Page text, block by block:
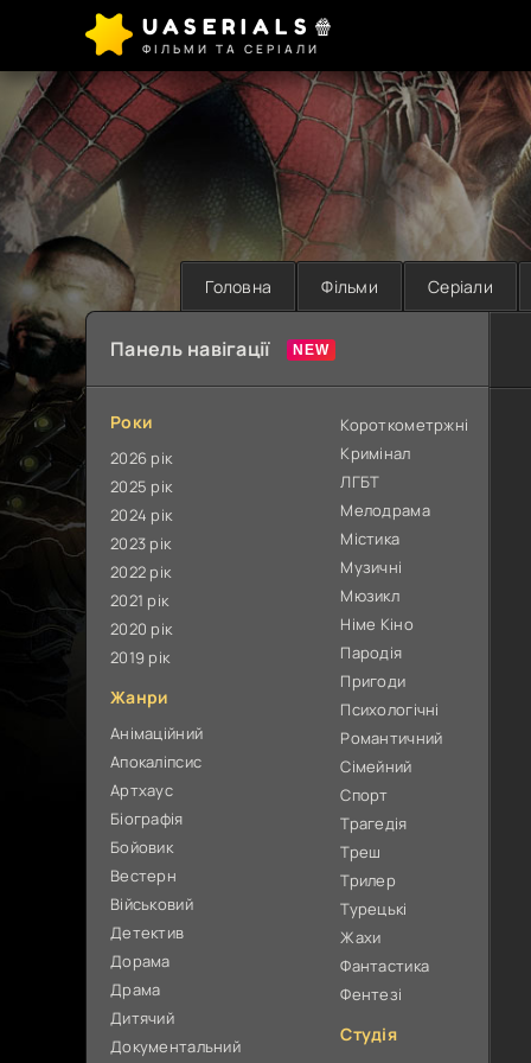
UASERIALS🍿
ФІЛЬМИ ТА СЕРІАЛИ
Головна Фільми Серіали
Панель навігації
Роки
2026 рік
2025 рік
2024 рік
2023 рік
2022 рік
2021 рік
2020 рік
2019 рік
Жанри
Анімаційний
Апокаліпсис
Артхаус
Біографія
Бойовик
Вестерн
Військовий
Детектив
Дорама
Драма
Дитячий
Документальний
Короткометржні
Кримінал
ЛГБТ
Мелодрама
Містика
Музичні
Мюзикл
Німе Кіно
Пародія
Пригоди
Психологічні
Романтичний
Сімейний
Спорт
Трагедія
Треш
Трилер
Турецькі
Жахи
Фантастика
Фентезі
Студія